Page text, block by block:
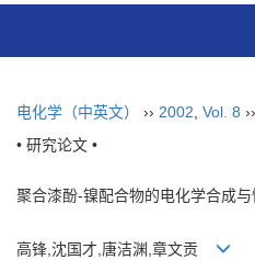
电化学（中英文） ›› 2002 Vol. 8 ››
• 研究论文 •
聚合漆酚-镍配合物的电化学合成
高锋,沈国才,唐洁渊,章文贡